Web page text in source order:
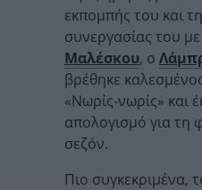
εκπομπής του και
συνεργασίας του
Μαλέσκου, ο
βρέθηκε
«Νωρίς-νωρίς» και
απολογισμό για τη
σεζόν.
Πιο συγκεκριμένα,